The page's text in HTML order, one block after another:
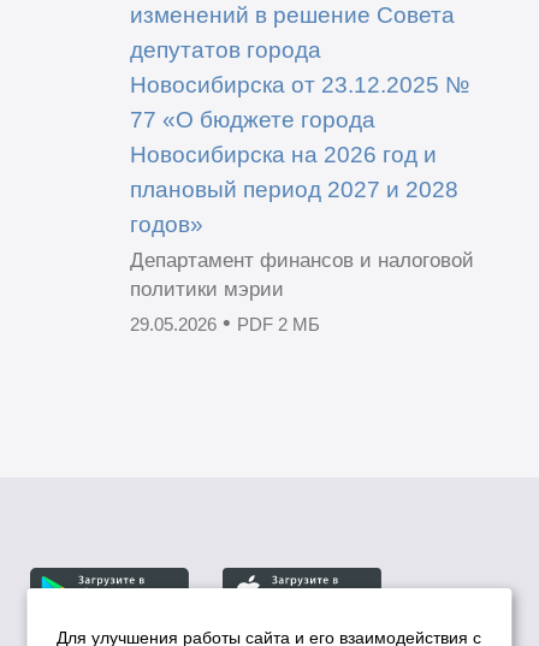
изменений в решение Совета
депутатов города
Новосибирска от 23.12.2025 №
77 «О бюджете города
Новосибирска на 2026 год и
плановый период 2027 и 2028
годов»
Департамент финансов и налоговой
политики мэрии
29.05.2026• PDF 2 МБ
Для улучшения работы сайта и его взаимодействия с